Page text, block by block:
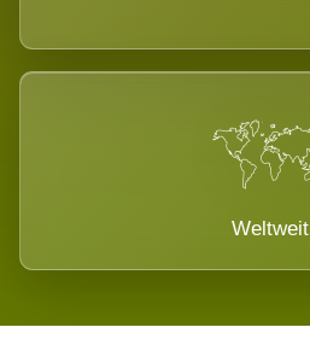
Weltweit